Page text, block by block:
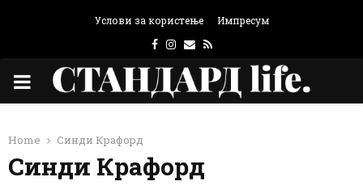
Услови за користење Импресум
Facebook
Instagram
Email
Rss
PRIMARY
Home Синди Крафорд
Синди Крафорд